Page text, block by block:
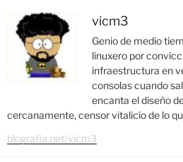
vicm3
Genio de medio
linuxero por
infraestructura en
consolas cuando
encanta el diseño
cercanamente, censor vitalicio de lo
blografia.net/vicm3